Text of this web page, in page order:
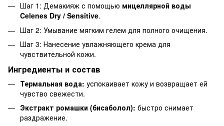
Шаг 1: Демакияж с помощью мицеллярной воды
Celenes Dry / Sensitive.
Шаг 2: Умывание мягким гелем для полного очищения.
Шаг 3: Нанесение увлажняющего крема для
чувствительной кожи.
Ингредиенты и состав
Термальная вода: успокаивает кожу и возвращает ей
чувство свежести.
Экстракт ромашки (бисаболол): быстро снимает
раздражение.